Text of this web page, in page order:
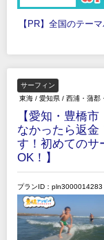
【PR】全国のテー
サーフィン
東海 / 愛知県 / 西浦・蒲郡
【愛知・豊橋
なかったら返金
す！初めてのサ
OK！】
プランID：pln3000014283